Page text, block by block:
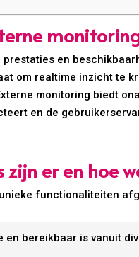
en
om realtime inzicht te
monitoring biedt
en de
er en hoe
functionaliteiten
bereikbaar is vanuit